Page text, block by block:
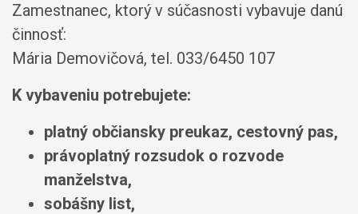
Zamestnanec, ktorý v súčasnosti vybavuje danú
činnosť:
Mária Demovičová, tel. 033/6450 107
K vybaveniu potrebujete:
platný občiansky preukaz, cestovný pas,
právoplatný rozsudok o rozvode
manželstva,
sobášny list,